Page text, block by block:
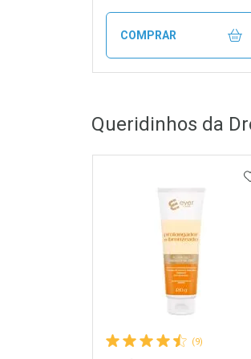
COMPRAR
Laboratório
Por Menos
Queridinhos da
(9)